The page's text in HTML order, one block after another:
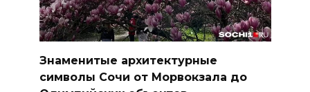
Знаменитые архитектурные
символы Сочи от Морвокзала до